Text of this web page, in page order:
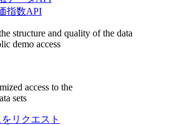
指数API
structure and quality of the data
demo access
access to the
sets
リクエスト